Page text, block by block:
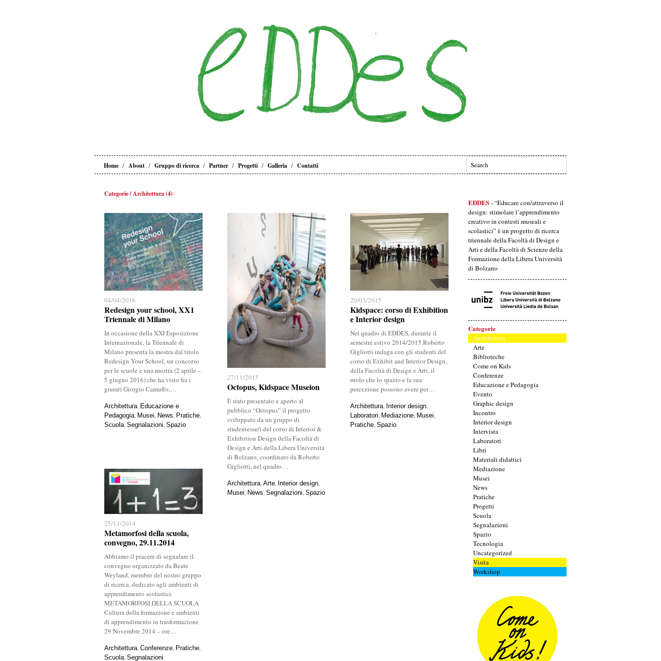
Home / About / Gruppo di ricerca / Partner / Progetti / Galleria / Contatti
EDDES- “Educare con/attraverso il
design: stimolare l’apprendimento
creativo in contesti museali e
scolastici” è un progetto di ricerca
triennale della Facoltà di Design e
Arti e della Facoltà di Scienze della
Formazione della Libera Università
di Bolzano
Categorie
Architettura
Arte
Biblioteche
Come on Kids
Conferenze
Educazione e Pedagogia
Evento
Graphic design
Incontro
Interior design
Intervista
Laboratori
Libri
Materiali didattici
Mediazione
Musei
News
Pratiche
Progetti
Scuola
Segnalazioni
Spazio
Tecnologia
Uncategorized
Visita
Workshop
Categorie / Architettura (4)
04/04/2016
Redesign your school, XX1
Triennale di Milano
In occasione della XXI Esposizione
Internazionale, la Triennale di
Milano presenta la mostra dal titolo
Redesign Your School, un concorso
per le scuole e una mostra (2 aprile –
5 giugno 2016) che ha visto fra i
giurati Giorgio Camuffo,…
Architettura, Educazione e
Pedagogia, Musei, News, Pratiche,
Scuola, Segnalazioni, Spazio
04/04/2016
Redesign your school, XX1
Triennale di Milano
Architettura Educazione e
Pedagogia Musei News Pratiche
Scuola Segnalazioni Spazio
27/11/2015
Octopus, Kidspace Museion
È stato presentato e aperto al
pubblico “Octopus” il progetto
sviluppato da un gruppo di
studentesse/i del corso di Interior &
Exhibition Design della Facoltà di
Design e Arti della Libera Università
di Bolzano, coordinato da Roberto
Gigliotti, nel quadro…
Architettura, Arte, Interior design,
Musei, News, Segnalazioni, Spazio
27/11/2015
Octopus, Kidspace Museion
Architettura Arte
Interior design
Musei News Segnalazioni Spazio
20/03/2015
Kidspace: corso di Exhibition
e Interior design
Nel quadro di EDDES, durante il
semestre estivo 2014/2015 Roberto
Gigliotti indaga con gli studenti del
corso di Exhibit and Interior Design,
della Facoltà di Design e Arti, il
ruolo che lo spazio e la sua
percezione possono avere per…
Architettura, Interior design,
Laboratori, Mediazione, Musei,
Pratiche, Spazio
20/03/2015
Kidspace: corso di Exhibition
e Interior design
Architettura
Interior design
Laboratori Mediazione Musei
Pratiche Spazio
25/11/2014
Metamorfosi della scuola,
convegno, 29.11.2014
Abbiamo il piacere di segnalare il
convegno organizzato da Beate
Weyland, membro del nostro gruppo
di ricerca, dedicato agli ambienti di
apprendimento scolastici:
METAMORFOSI DELLA SCUOLA
Cultura della formazione e ambienti
di apprendimento in trasformazione
29 Novembre 2014 – ore…
Architettura, Conferenze, Pratiche,
Scuola, Segnalazioni
25/11/2014
Metamorfosi della scuola,
convegno, 29.11.2014
Architettura Conferenze Pratiche
Scuola Segnalazioni